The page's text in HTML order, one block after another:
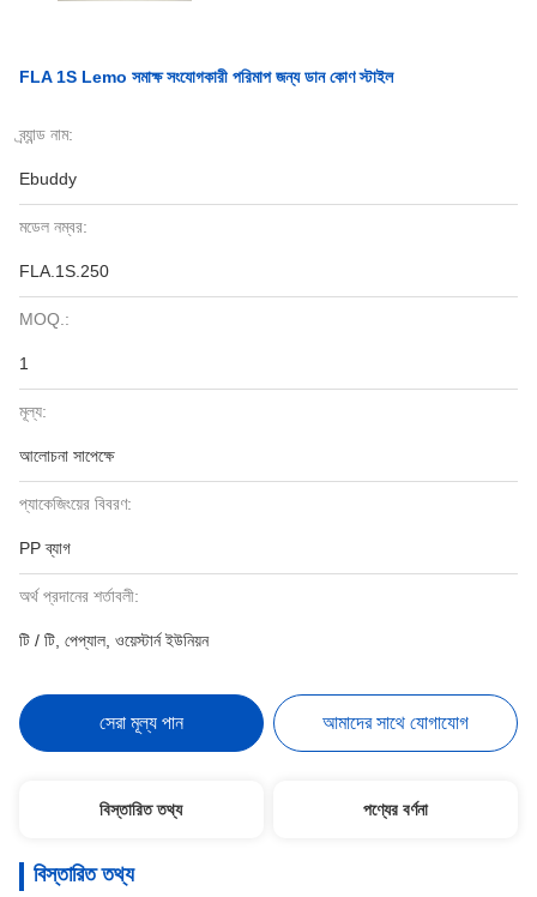
FLA 1S Lemo সমাক্ষ সংযোগকারী পরিমাপ জন্য ডান কোণ স্টাইল
ব্র্যান্ড নাম:
Ebuddy
মডেল নম্বর:
FLA.1S.250
MOQ.:
1
মূল্য:
আলোচনা সাপেক্ষে
প্যাকেজিংয়ের বিবরণ:
PP ব্যাগ
অর্থ প্রদানের শর্তাবলী:
টি / টি, পেপ্যাল, ওয়েস্টার্ন ইউনিয়ন
সেরা মূল্য পান আমাদের সাথে যোগাযোগ
বিস্তারিত তথ্য পণ্যের বর্ণনা
বিস্তারিত তথ্য